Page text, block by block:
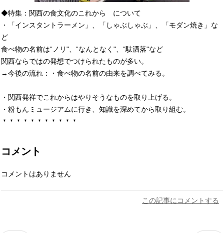
◆特集：関西の食文化のこれから について
・「インスタントラーメン」、「しゃぶしゃぶ」、「モダン焼き」な
ど
食べ物の名前は“ノリ"、“なんとなく"、“駄洒落"など
関西ならではの発想でつけられたものが多い。
→今後の流れ：・食べ物の名前の由来を調べてみる。
・関西発祥でこれからはやりそうなものを取り上げる。
・粉もんミュージアムに行き、知識を深めてから取り組む。
＊＊＊＊＊＊＊＊＊＊＊
コメント
コメントはありません
この記事にコメントする